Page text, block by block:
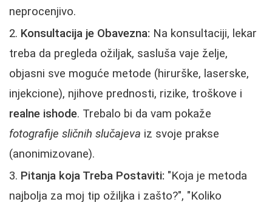
neprocenjivo.
Konsultacija je Obavezna: Na konsultaciji, lekar
treba da pregleda ožiljak, sasluša vaje želje,
objasni sve moguće metode (hirurške, laserske,
injekcione), njihove prednosti, rizike, troškove i
realne ishode. Trebalo bi da vam pokaže
fotografije sličnih slučajeva iz svoje prakse
(anonimizovane).
Pitanja koja Treba Postaviti: "Koja je metoda
najbolja za moj tip ožiljka i zašto?", "Koliko